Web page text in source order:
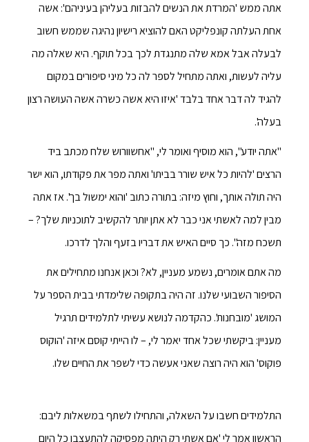
אתה ממש 'המרדת את הנשים להבזות בעליהן בעיניהם': אשה
אחת העלתה קונפליקט האם להוציא רישיון נהיגה שממש חשוב
לבעלה אבל אמא שלה מתנגדת לכך בכל תוקף. היא שאלה מה
עליה לעשות, ואתה מתחיל לספר לה כל מיני סיפורים במקום
להגיד לה דבר אחד בלבד 'איזו היא אשה כשרה אשה העושה רצון
בעלה'.
"אתה יודע", הוא מוסיף ואומר לי, "אחשוורוש שלח מכתב ביד
הרצים 'להיות כל איש שורר בביתו' ואתה מפר את פקודתו, הוא ישר
היה תולה אותך, וחוץ מיזה: בתורה כתוב 'והוא ימשול בך'. אז אתה
מבין למה לאשתי אני כבר לא אתן יותר להקשיב לתוכניות שלך? –
תשכח מזה". כך סיים האיש את דבריו בזעף והלך לדרכו.
מה אתם אומרים, נשמע מעניין, לא? וכאן אנחנו מתחילים את
הסיפור השבועי שלנו. זה היה בתקופה שלימדתי בבית הספר על
המושג 'מובחנות'. כהקדמה לנושא עשיתי לתלמידים תרגיל
מעניין: ביקשתי שכל אחד יאמר לי, – לו הייתי קוסם איזה 'הוקוס
פוקוס' הוא היה רוצה שאני אעשה כדי לשפר את החיים שלו.
התלמידים חשבו על השאלה, והתחילו לשתף במשאלות ליבם:
הראשון אמר לי 'אם אשתי רק היתה מפסיקה להתעצבן כל היום